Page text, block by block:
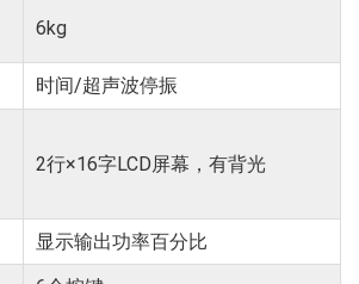
6kg
时间/超声波停振
2行×16字LCD屏幕，有背光
显示输出功率百分比